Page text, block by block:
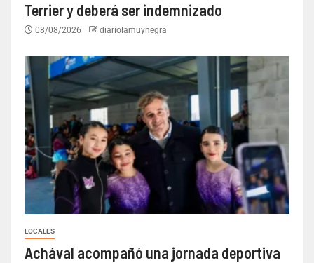
Terrier y deberá ser indemnizado
08/08/2026 diariolamuynegra
LOCALES
Achával acompañó una jornada deportiva